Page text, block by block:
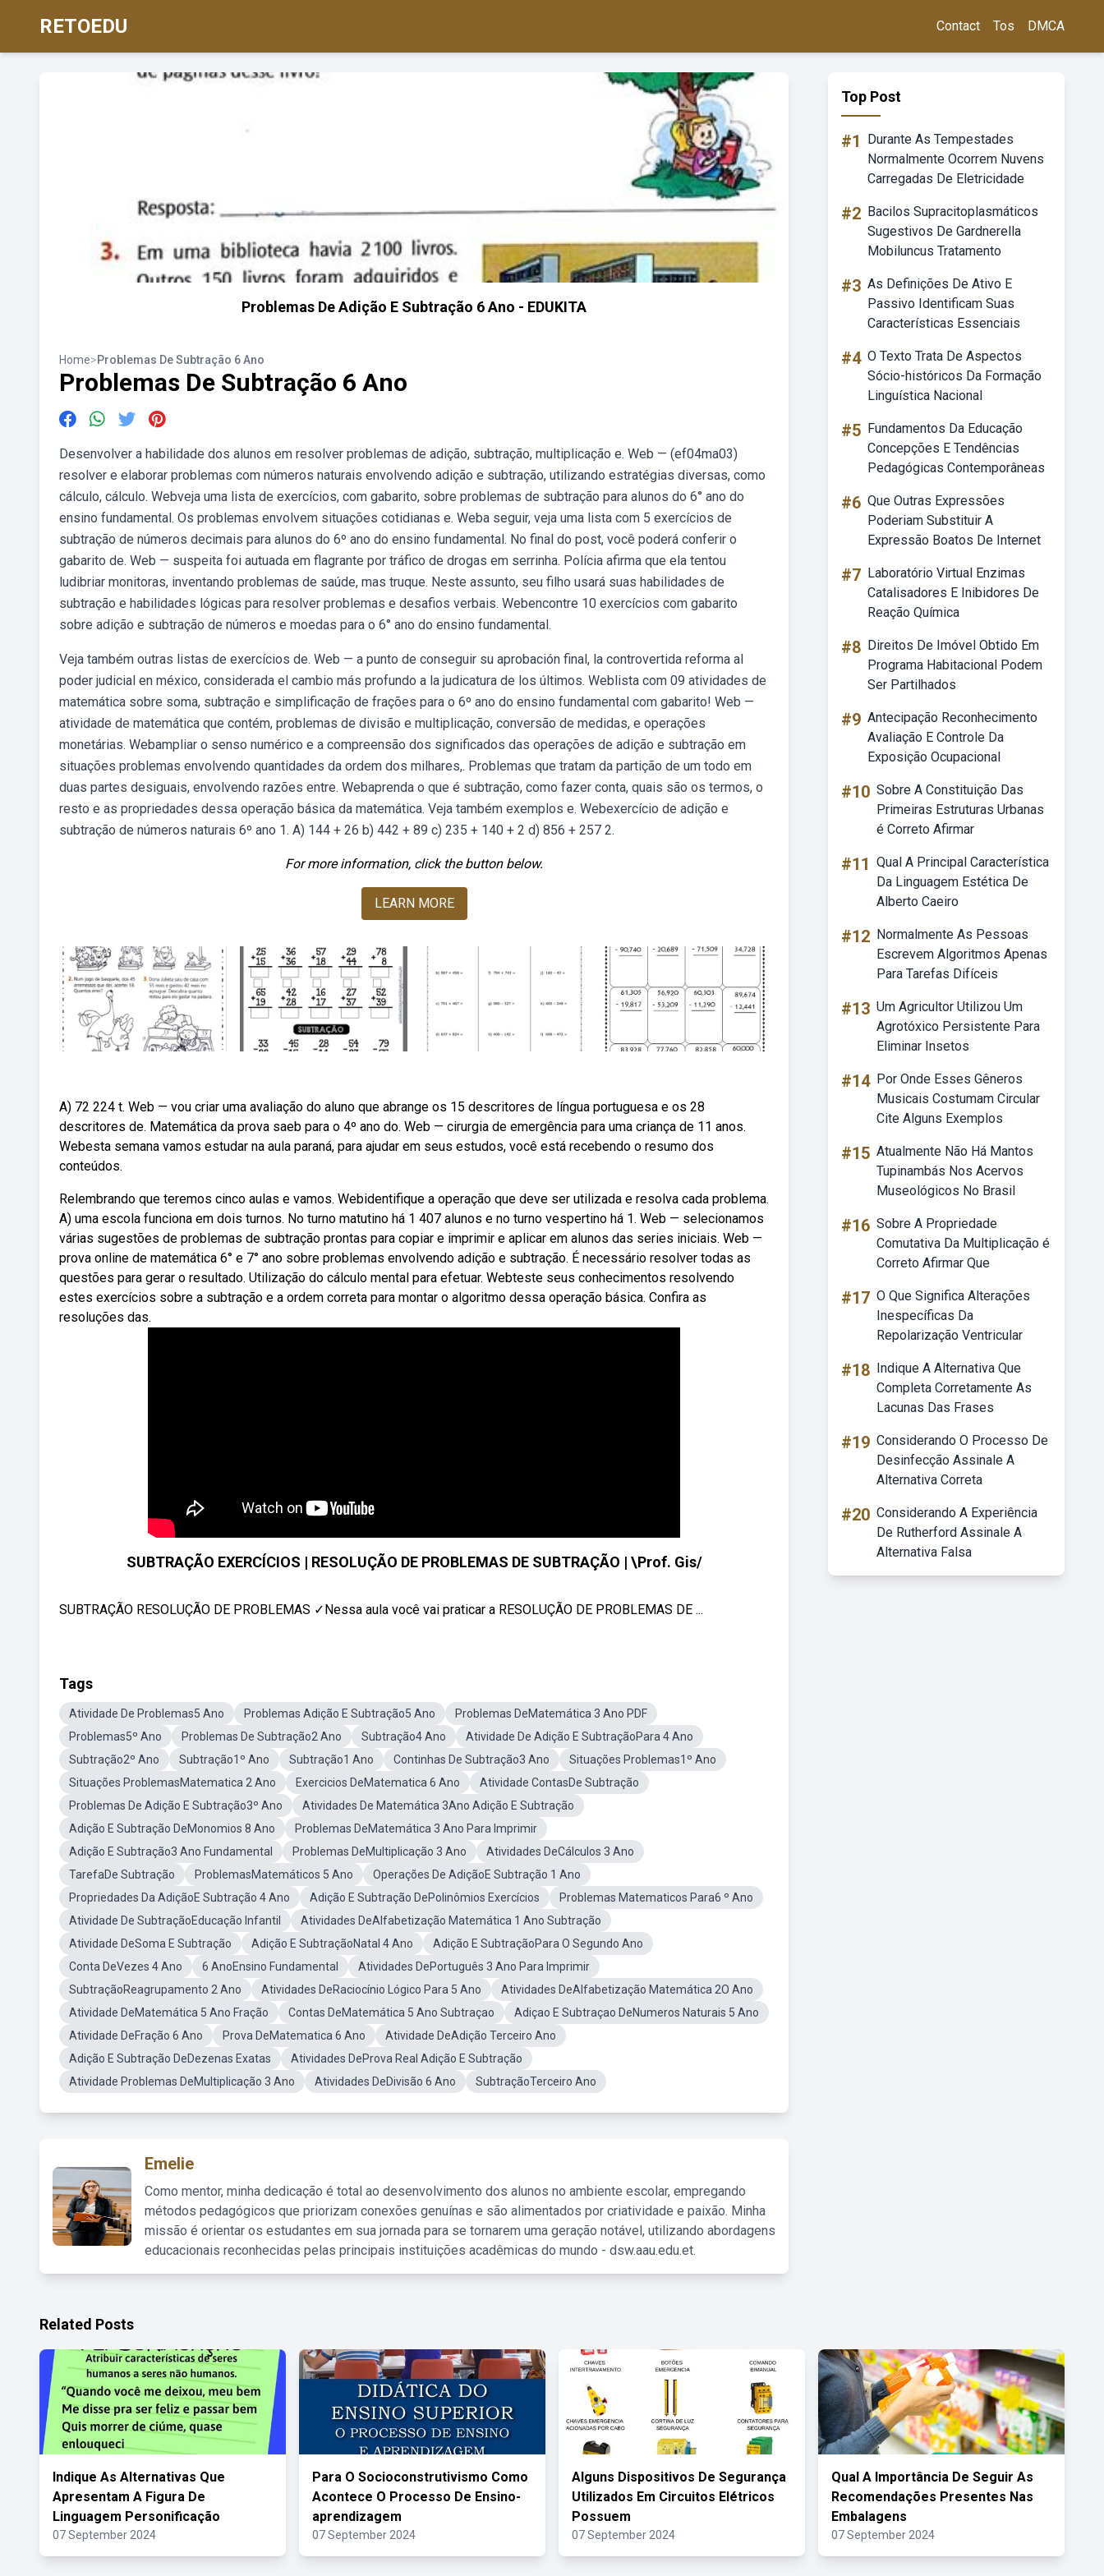
RETOEDU Contact Tos DMCA
Problemas De Adição E Subtração 6 Ano - EDUKITA
Home>Problemas De Subtração 6 Ano
Problemas De Subtração 6 Ano
Desenvolver a habilidade dos alunos em resolver problemas de adição, subtração, multiplicação e. Web — (ef04ma03)
resolver e elaborar problemas com números naturais envolvendo adição e subtração, utilizando estratégias diversas, como
cálculo, cálculo. Webveja uma lista de exercícios, com gabarito, sobre problemas de subtração para alunos do 6° ano do
ensino fundamental. Os problemas envolvem situações cotidianas e. Weba seguir, veja uma lista com 5 exercícios de
subtração de números decimais para alunos do 6º ano do ensino fundamental. No final do post, você poderá conferir o
gabarito de. Web — suspeita foi autuada em flagrante por tráfico de drogas em serrinha. Polícia afirma que ela tentou
ludibriar monitoras, inventando problemas de saúde, mas truque. Neste assunto, seu filho usará suas habilidades de
subtração e habilidades lógicas para resolver problemas e desafios verbais. Webencontre 10 exercícios com gabarito
sobre adição e subtração de números e moedas para o 6° ano do ensino fundamental.
Veja também outras listas de exercícios de. Web — a punto de conseguir su aprobación final, la controvertida reforma al
poder judicial en méxico, considerada el cambio más profundo a la judicatura de los últimos. Weblista com 09 atividades de
matemática sobre soma, subtração e simplificação de frações para o 6º ano do ensino fundamental com gabarito! Web —
atividade de matemática que contém, problemas de divisão e multiplicação, conversão de medidas, e operações
monetárias. Webampliar o senso numérico e a compreensão dos significados das operações de adição e subtração em
situações problemas envolvendo quantidades da ordem dos milhares,. Problemas que tratam da partição de um todo em
duas partes desiguais, envolvendo razões entre. Webaprenda o que é subtração, como fazer conta, quais são os termos, o
resto e as propriedades dessa operação básica da matemática. Veja também exemplos e. Webexercício de adição e
subtração de números naturais 6º ano 1. A) 144 + 26 b) 442 + 89 c) 235 + 140 + 2 d) 856 + 257 2.
For more information, click the button below.
LEARN MORE
A) 72 224 t. Web — vou criar uma avaliação do aluno que abrange os 15 descritores de língua portuguesa e os 28
descritores de. Matemática da prova saeb para o 4º ano do. Web — cirurgia de emergência para uma criança de 11 anos.
Webesta semana vamos estudar na aula paraná, para ajudar em seus estudos, você está recebendo o resumo dos
conteúdos.
Relembrando que teremos cinco aulas e vamos. Webidentifique a operação que deve ser utilizada e resolva cada problema.
A) uma escola funciona em dois turnos. No turno matutino há 1 407 alunos e no turno vespertino há 1. Web — selecionamos
várias sugestões de problemas de subtração prontas para copiar e imprimir e aplicar em alunos das series iniciais. Web —
prova online de matemática 6° e 7° ano sobre problemas envolvendo adição e subtração. É necessário resolver todas as
questões para gerar o resultado. Utilização do cálculo mental para efetuar. Webteste seus conhecimentos resolvendo
estes exercícios sobre a subtração e a ordem correta para montar o algoritmo dessa operação básica. Confira as
resoluções das.
SUBTRAÇÃO EXERCÍCIOS | RESOLUÇÃO DE PROBLEMAS DE SUBTRAÇÃO | \Prof. Gis/
SUBTRAÇÃO RESOLUÇÃO DE PROBLEMAS ✓Nessa aula você vai praticar a RESOLUÇÃO DE PROBLEMAS DE ...
Tags
Atividade De Problemas5 Ano Problemas Adição E Subtração5 Ano
Problemas DeMatemática 3 Ano PDF
Problemas5º Ano
Problemas De Subtração2 Ano Subtração4 Ano
Atividade De Adição E SubtraçãoPara 4 Ano
Subtração2º Ano
Subtração1º Ano Subtração1 Ano Continhas De Subtração3 Ano
Situações Problemas1º Ano
Situações ProblemasMatematica 2 Ano
Exercicios DeMatematica 6 Ano
Atividade ContasDe Subtração
Problemas De Adição E Subtração3º Ano
Atividades De Matemática 3Ano Adição E Subtração
Adição E Subtração DeMonomios 8 Ano
Problemas DeMatemática 3 Ano Para Imprimir
Adição E Subtração3 Ano Fundamental
Problemas DeMultiplicação 3 Ano
Atividades DeCálculos 3 Ano
TarefaDe Subtração
ProblemasMatemáticos 5 Ano
Operações De AdiçãoE Subtração 1 Ano
Propriedades Da AdiçãoE Subtração 4 Ano
Adição E Subtração DePolinômios Exercícios
Problemas Matematicos Para6 º Ano
Atividade De SubtraçãoEducação Infantil
Atividades DeAlfabetização Matemática 1 Ano Subtração
Atividade DeSoma E Subtração
Adição E SubtraçãoNatal 4 Ano
Adição E SubtraçãoPara O Segundo Ano
Conta DeVezes 4 Ano
6 AnoEnsino Fundamental
Atividades DePortuguês 3 Ano Para Imprimir
SubtraçãoReagrupamento 2 Ano
Atividades DeRaciocínio Lógico Para 5 Ano
Atividades DeAlfabetização Matemática 2O Ano
Atividade DeMatemática 5 Ano Fração
Contas DeMatemática 5 Ano Subtraçao
Adiçao E Subtraçao DeNumeros Naturais 5 Ano
Atividade DeFração 6 Ano
Prova DeMatematica 6 Ano
Atividade DeAdição Terceiro Ano
Adição E Subtração DeDezenas Exatas
Atividades DeProva Real Adição E Subtração
Atividade Problemas DeMultiplicação 3 Ano
Atividades DeDivisão 6 Ano SubtraçãoTerceiro Ano
Emelie
Como mentor, minha dedicação é total ao desenvolvimento dos alunos no ambiente escolar, empregando
métodos pedagógicos que priorizam conexões genuínas e são alimentados por criatividade e paixão. Minha
missão é orientar os estudantes em sua jornada para se tornarem uma geração notável, utilizando abordagens
educacionais reconhecidas pelas principais instituições acadêmicas do mundo - dsw.aau.edu.et.
Top Post
#1
Durante As Tempestades
Normalmente Ocorrem Nuvens
Carregadas De Eletricidade
#2 Bacilos Supracitoplasmáticos
Sugestivos De Gardnerella
Mobiluncus Tratamento
#3 As Definições De Ativo E
Passivo Identificam Suas
Características Essenciais
#4 O Texto Trata De Aspectos
Sócio-históricos Da Formação
Linguística Nacional
#5 Fundamentos Da Educação
Concepções E Tendências
Pedagógicas Contemporâneas
#6 Que Outras Expressões
Poderiam Substituir A
Expressão Boatos De Internet
#7 Laboratório Virtual Enzimas
Catalisadores E Inibidores De
Reação Química
#8 Direitos De Imóvel Obtido Em
Programa Habitacional Podem
Ser Partilhados
#9 Antecipação Reconhecimento
Avaliação E Controle Da
Exposição Ocupacional
#10 Sobre A Constituição Das
Primeiras Estruturas Urbanas
é Correto Afirmar
#11 Qual A Principal Característica
Da Linguagem Estética De
Alberto Caeiro
#12 Normalmente As Pessoas
Escrevem Algoritmos Apenas
Para Tarefas Difíceis
#13 Um Agricultor Utilizou Um
Agrotóxico Persistente Para
Eliminar Insetos
#14 Por Onde Esses Gêneros
Musicais Costumam Circular
Cite Alguns Exemplos
#15 Atualmente Não Há Mantos
Tupinambás Nos Acervos
Museológicos No Brasil
#16 Sobre A Propriedade
Comutativa Da Multiplicação é
Correto Afirmar Que
#17 O Que Significa Alterações
Inespecíficas Da
Repolarização Ventricular
#18 Indique A Alternativa Que
Completa Corretamente As
Lacunas Das Frases
#19 Considerando O Processo De
Desinfecção Assinale A
Alternativa Correta
#20 Considerando A Experiência
De Rutherford Assinale A
Alternativa Falsa
Related Posts
Indique As Alternativas Que
Apresentam A Figura De
Linguagem Personificação
07 September 2024
Para O Socioconstrutivismo Como
Acontece O Processo De Ensino-
aprendizagem
07 September 2024
Alguns Dispositivos De Segurança
Utilizados Em Circuitos Elétricos
Possuem
07 September 2024
Qual A Importância De Seguir As
Recomendações Presentes Nas
Embalagens
07 September 2024